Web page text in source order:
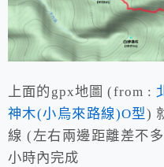
上面的gpx地圖 (from :
神木(小烏來路線)O型)
線 (左右兩邊距離差不
小時內完成